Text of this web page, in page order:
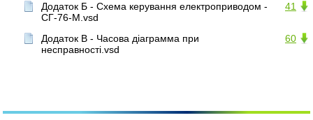
41
Додаток Б - Схема керування електроприводом -
СГ-76-М.vsd
60
Додаток В - Часова діаграмма при
несправності.vsd